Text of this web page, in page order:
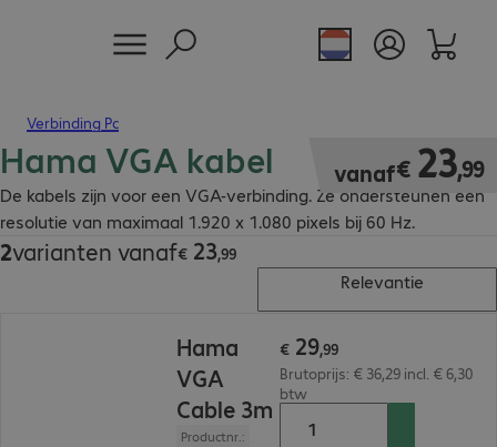
Verbinding Pc
Hama VGA kabel
De kabels zijn voor een VGA-verbinding. Ze ondersteunen een
resolutie van maximaal 1.920 x 1.080 pixels bij 60 Hz.
vanaf€ 23,99
€ 23,99
2varianten vanaf€ 23,99
€ 23,99
Relevantie
Hama
VGA
Cable 3m
Productnr.:
€ 29,99
Brutoprijs: € 36,29 incl. € 6,30
btw